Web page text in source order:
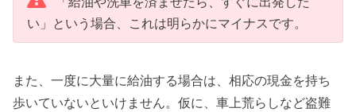
い」という場合、これは明らかにマイナスです。
また、一度に大量に給油する場合は、相応の現金を持ち
歩いていないといけません。仮に、車上荒らしなど盗難